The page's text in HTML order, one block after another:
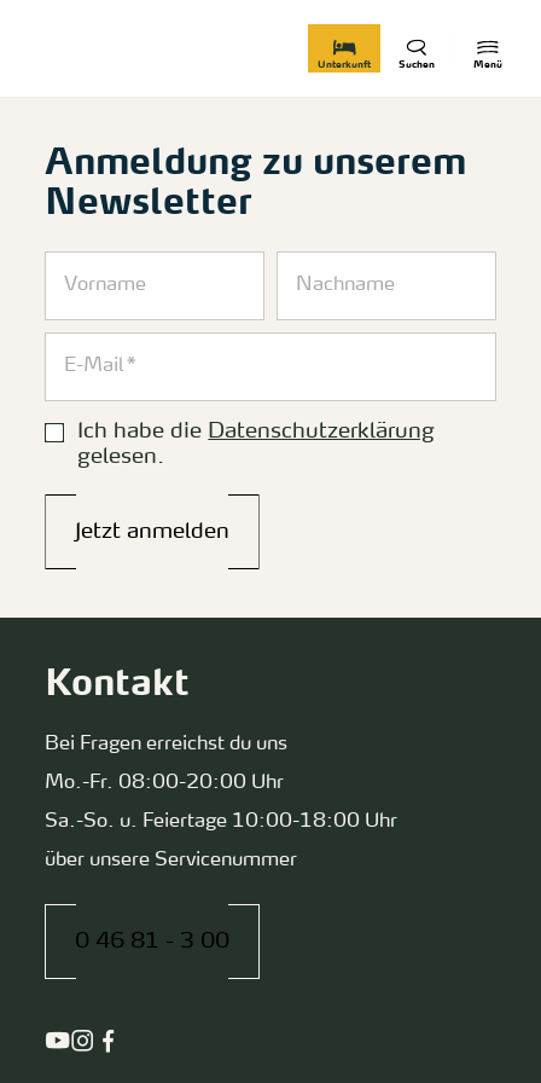
Menü
Suchen
Unterkunft
Anmeldung zu unserem
Newsletter
Ich habe die Datenschutzerklärung
gelesen.
Jetzt anmelden
Kontakt
Bei Fragen erreichst du uns
Mo.-Fr. 08:00-20:00 Uhr
Sa.-So. u. Feiertage 10:00-18:00 Uhr
über unsere Servicenummer
0 46 81 - 3 00